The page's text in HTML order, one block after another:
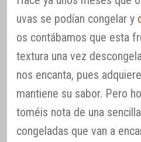
uvas se podían congelar y
os contábamos que esta
textura una vez
nos encanta, pues
mantiene su sabor. Pero
toméis nota de una
congeladas que van a